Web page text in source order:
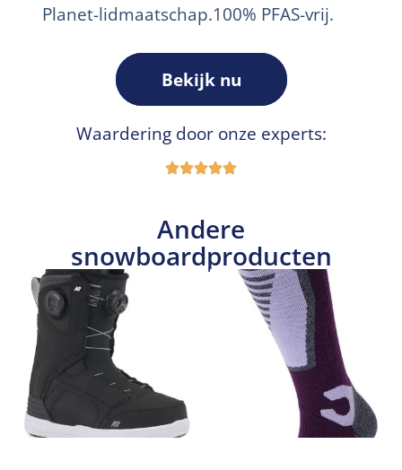
Planet-lidmaatschap.100% PFAS-vrij.
Bekijk nu
Waardering door onze experts:
Andere
snowboardproducten